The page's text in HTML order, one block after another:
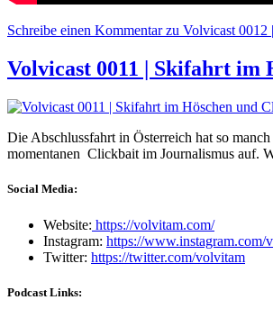
Schreibe einen Kommentarzu Volvicast 0012
Volvicast 0011 | Skifahrt im
Die Abschlussfahrt in Österreich hat so
momentanen Clickbait im Journalismus auf.
Social Media:
Website: https://volvitam.com/
Instagram: https://www.instagram.com/
Twitter: https://twitter.com/volvitam
Podcast Links: